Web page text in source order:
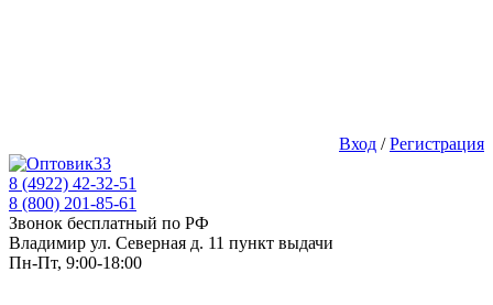
Вход /Регистрация
8 (4922) 42-32-51
8 (800) 201-85-61
Звонок бесплатный по РФ
Владимир ул. Северная д. 11 пункт выдачи
Пн-Пт, 9:00-18:00